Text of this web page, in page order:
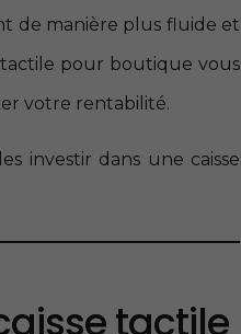
de manière plus fluide et
tactile pour boutique vous
votre rentabilité.
investir dans une caisse
tactile